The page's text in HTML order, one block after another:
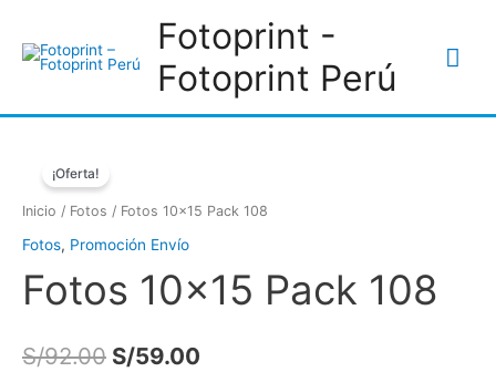
contenido
Fotoprint -
Fotoprint Perú
¡Oferta!
Inicio / Fotos / Fotos 10×15 Pack 108
Fotos, Promoción Envío
Fotos 10×15 Pack 108
S/92.00 El
S/59.00